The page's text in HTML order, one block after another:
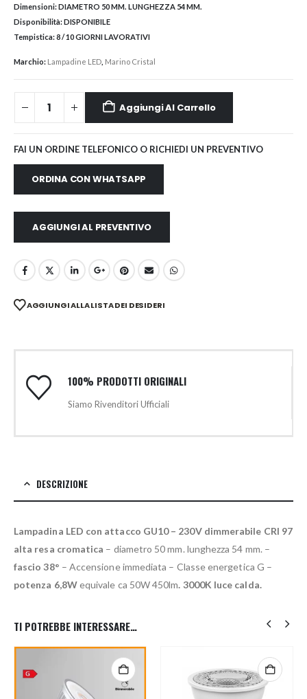
Dimensioni:DIAMETRO 50 MM. LUNGHEZZA 54 MM.
Disponibilità:DISPONIBILE
Tempistica:8 / 10 GIORNI LAVORATIVI
Marchio: Lampadine LED Marino Cristal
Aggiungi Al Carrello
FAI UN ORDINE TELEFONICO O RICHIEDI UN PREVENTIVO
ORDINA CON WHATSAPP
AGGIUNGI AL PREVENTIVO
AGGIUNGI ALLA LISTA DEI DESIDERI
100% PRODOTTI ORIGINALI
Siamo Rivenditori Ufficiali
DESCRIZIONE
Lampadina LED con attacco GU10 – 230V dimmerabile CRI 97
alta resa cromatica – diametro 50 mm. lunghezza 54 mm. –
fascio 38° – Accensione immediata – Classe energetica G –
potenza 6,8Wequivale ca 50W 450lm. 3000K luce calda.
TI POTREBBE INTERESSARE…